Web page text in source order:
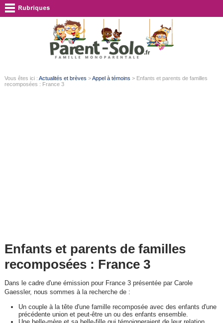
Vous êtes ici : Actualités et brèves >Appel à témoins > Enfants et parents de familles
recomposées : France 3
Enfants et parents de familles
recomposées : France 3
Dans le cadre d'une émission pour France 3 présentée par Carole
Gaessler, nous sommes à la recherche de :
Un couple à la tête d'une famille recomposée avec des enfants d'une
précédente union et peut-être un ou des enfants ensemble.